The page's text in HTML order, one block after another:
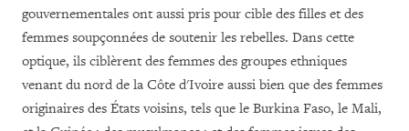
gouvernementales ont aussi pris pour cible des filles et des
femmes soupçonnées de soutenir les rebelles. Dans cette
optique, ils ciblèrent des femmes des groupes ethniques
venant du nord de la Côte d'Ivoire aussi bien que des femmes
originaires des États voisins, tels que le Burkina Faso, le Mali,